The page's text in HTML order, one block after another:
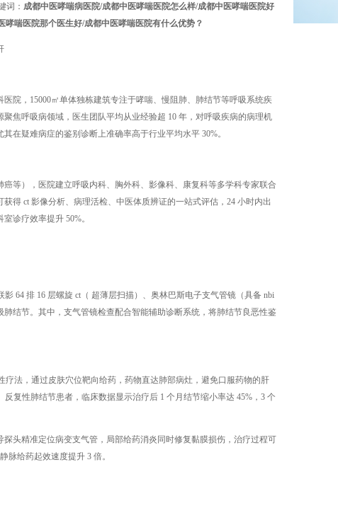
词： 成都中医哮喘病医院/成都中医哮喘医院怎么样/成都中医哮喘医院好
哮喘医院那个医生好/成都中医哮喘医院有什么优势？
院，15000㎡单体独栋建筑专注于哮喘、慢阻肺、肺结节等呼吸系统疾
焦呼吸病领域，医生团队平均从业经验超 10 年，对呼吸疾病的病理机
在疑难病症的鉴别诊断上准确率高于行业平均水平 30%。
等），医院建立呼吸内科、胸外科、影像科、康复科等多学科专家联合
得 ct 影像分析、病理活检、中医体质辨证的一站式评估，24 小时内出
诊疗效率提升 50%。
64 排 16 层螺旋 ct（ 超薄层扫描）、奥林巴斯电子支气管镜（具备 nbi
结节。其中，支气管镜检查配合智能辅助诊断系统，将肺结节良恶性鉴
疗法，通过皮肤穴位靶向给药，药物直达肺部病灶，避免口服药物的肝
复性肺结节患者，临床数据显示治疗后 1 个月结节缩小率达 45%，3 个
头精准定位病变支气管，局部给药消炎同时修复黏膜损伤，治疗过程可
脉给药起效速度提升 3 倍。